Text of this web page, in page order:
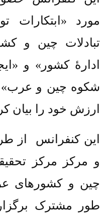
مورد «ابتکارات
تبادلات چین و
ادارۀ کشور » و
شکوه چین و عرب»
ارزش خود را بیان
این کنفرانس
از
و مرکز مرکز
چین و کشورهای
طور مشترک